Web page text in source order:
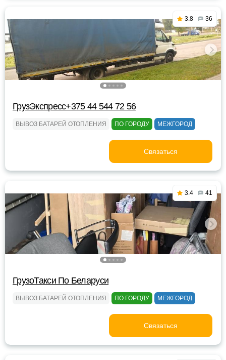
3.8 36
ГрузЭкспресс+375 44 544 72 56
ВЫВОЗ БАТАРЕЙ ОТОПЛЕНИЯ ПО ГОРОДУ МЕЖГОРОД
Связаться
3.4 41
ГрузоТакси По Беларуси
ВЫВОЗ БАТАРЕЙ ОТОПЛЕНИЯ ПО ГОРОДУ МЕЖГОРОД
Связаться